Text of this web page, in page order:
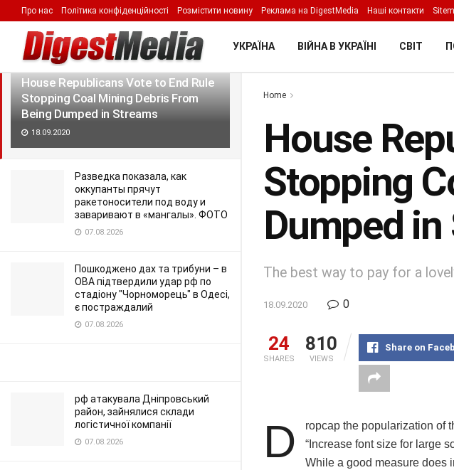
LATEST TRENDING Filter
House Republicans Vote to End Rule
Stopping Coal Mining Debris From
Being Dumped in Streams
18.09.2020
Разведка показала, как
оккупанты прячут
ракетоносители под воду и
заваривают в «мангалы». ФОТО
07.08.2026
Пошкоджено дах та трибуни – в
ОВА підтвердили удар рф по
стадіону "Чорноморець" в Одесі,
є постраждалий
07.08.2026
рф атакувала Дніпровський
район, зайнялися склади
логістичної компанії
07.08.2026
Про нас Політика конфіденційності Розмістити новину Реклама на DigestMedia Наші контакти
УКРАЇНА ВІЙНА В УКРАЇНІ СВІТ
Home
House
Stopping
Dumped
The best way to pay for a
18.09.2020 0
24
SHARES
810
VIEWS
Share on
D
ropcap the popularization of
“Increase font size for large
While a good measure does